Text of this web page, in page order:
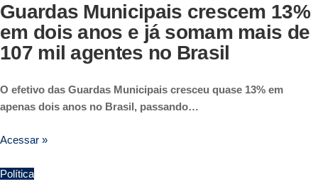
Guardas Municipais crescem 13%
em dois anos e já somam mais de
107 mil agentes no Brasil
O efetivo das Guardas Municipais cresceu quase 13% em
apenas dois anos no Brasil, passando…
Acessar »
Política